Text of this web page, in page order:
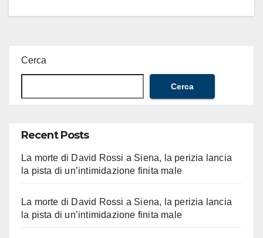
Cerca
Cerca
Recent Posts
La morte di David Rossi a Siena, la perizia lancia
la pista di un’intimidazione finita male
La morte di David Rossi a Siena, la perizia lancia
la pista di un’intimidazione finita male